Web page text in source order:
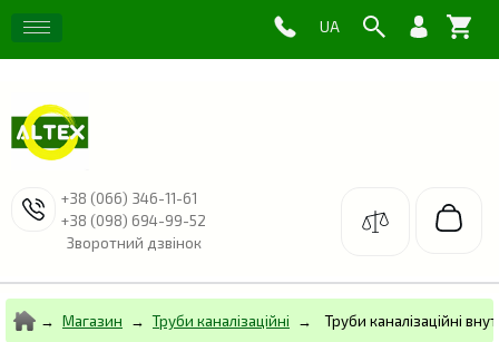
+38 (066) 346-11-61
+38 (098) 694-99-52
Зворотний дзвінок
Магазин Труби каналізаційні Труби каналізаційні